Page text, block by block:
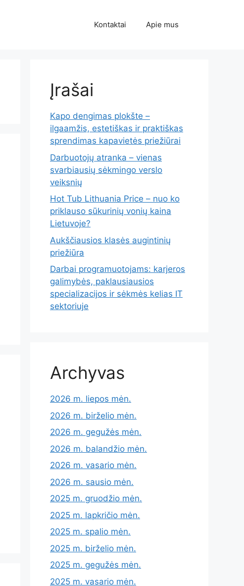
Kontaktai Apie mus
Įrašai
Kapo dengimas plokšte –
ilgaamžis, estetiškas ir praktiškas
sprendimas kapavietės priežiūrai
Darbuotojų atranka – vienas
svarbiausių sėkmingo verslo
veiksnių
Hot Tub Lithuania Price – nuo ko
priklauso sūkurinių vonių kaina
Lietuvoje?
Aukščiausios klasės augintinių
priežiūra
Darbai programuotojams: karjeros
galimybės, paklausiausios
specializacijos ir sėkmės kelias IT
sektoriuje
Archyvas
2026 m. liepos mėn.
2026 m. birželio mėn.
2026 m. gegužės mėn.
2026 m. balandžio mėn.
2026 m. vasario mėn.
2026 m. sausio mėn.
2025 m. gruodžio mėn.
2025 m. lapkričio mėn.
2025 m. spalio mėn.
2025 m. birželio mėn.
2025 m. gegužės mėn.
2025 m. vasario mėn.